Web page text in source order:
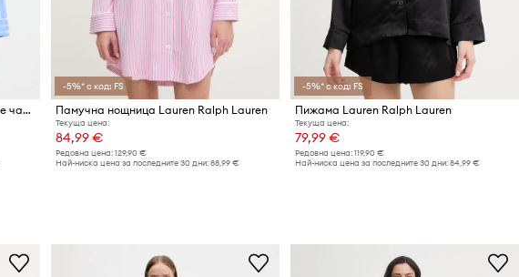
Lauren Ralph Lauren пижама от две части женска
-5%* с код: FS
Памучна нощница Lauren Ralph Lauren
Текуща цена:
84,99 €
Редовна цена: 129,90 €
Най-ниска цена за последните 30 дни: 88,99 €
-5%* с код: FS
Пижама Lauren Ralph Lauren
Текуща цена:
79,99 €
Редовна цена: 119,90 €
Най-ниска цена за последните 30 дни: 84,99 €